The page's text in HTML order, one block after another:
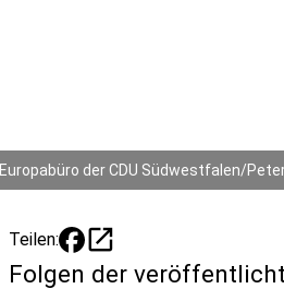
Europabüro der CDU Südwestfalen/
Teilen: open_in_new
Folgen der